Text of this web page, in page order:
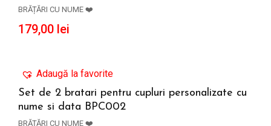
BRĂȚĂRI CU NUME ❤️
179,00 lei
Adaugă la favorite
Set de 2 bratari pentru cupluri personalizate cu
nume si data BPC002
BRĂȚĂRI CU NUME ❤️